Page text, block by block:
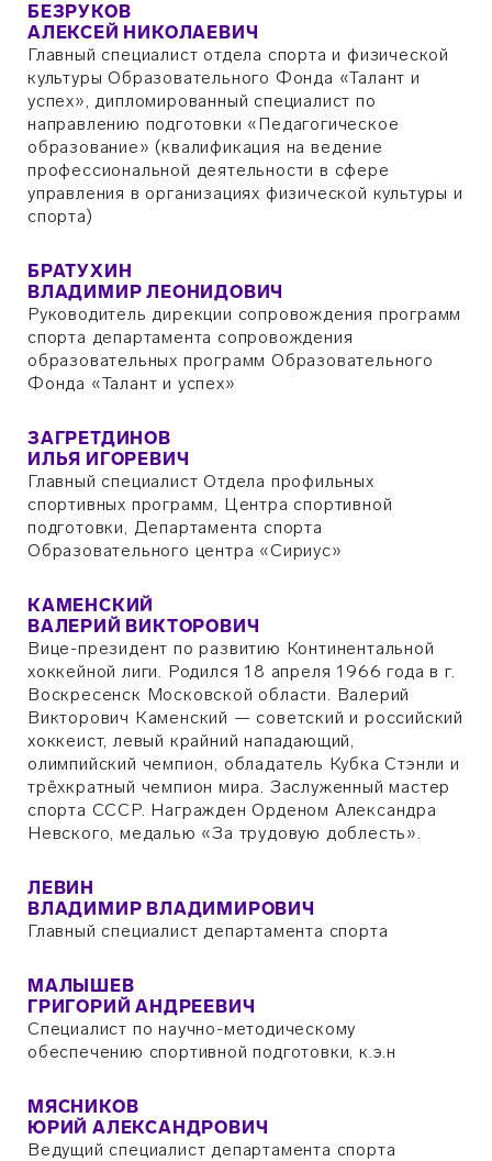
БЕЗРУКОВ
АЛЕКСЕЙ НИКОЛАЕВИЧ
Главный специалист отдела спорта и физической
культуры Образовательного Фонда «Талант и
успех», дипломированный специалист по
направлению подготовки «Педагогическое
образование» (квалификация на ведение
профессиональной деятельности в сфере
управления в организациях физической культуры и
спорта)
БРАТУХИН
ВЛАДИМИР ЛЕОНИДОВИЧ
Руководитель дирекции сопровождения программ
спорта департамента сопровождения
образовательных программ Образовательного
Фонда «Талант и успех»
ЗАГРЕТДИНОВ
ИЛЬЯ ИГОРЕВИЧ
Главный специалист Отдела профильных
спортивных программ, Центра спортивной
подготовки, Департамента спорта
Образовательного центра «Сириус»
КАМЕНСКИЙ
ВАЛЕРИЙ ВИКТОРОВИЧ
Вице-президент по развитию Континентальной
хоккейной лиги. Родился 18 апреля 1966 года в г.
Воскресенск Московской области. Валерий
Викторович Каменский — советский и российский
хоккеист, левый крайний нападающий,
олимпийский чемпион, обладатель Кубка Стэнли и
трёхкратный чемпион мира. Заслуженный мастер
спорта СССР. Награжден Орденом Александра
Невского, медалью «За трудовую доблесть».
ЛЕВИН
ВЛАДИМИР ВЛАДИМИРОВИЧ
Главный специалист департамента спорта
МАЛЫШЕВ
ГРИГОРИЙ АНДРЕЕВИЧ
Специалист по научно-методическому
обеспечению спортивной подготовки, к.э.н
МЯСНИКОВ
ЮРИЙ АЛЕКСАНДРОВИЧ
Ведущий специалист департамента спорта